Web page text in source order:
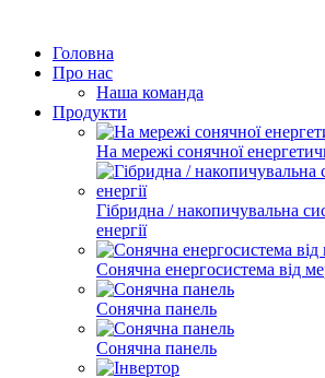
Головна
Про нас
Наша команда
Продукти
На мережі сонячної
Гібридна / накопичувальна
енергії
Сонячна енергосистема від
Сонячна панель
Сонячна панель